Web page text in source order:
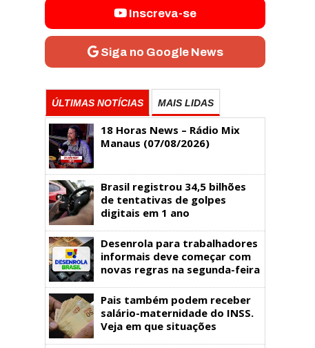
Inscreva-se
Siga no Google News
ÚLTIMAS NOTÍCIAS MAIS LIDAS
18 Horas News​​​​​​​​​​​​ – Rádio Mix
Manaus (07/08/2026)
Brasil registrou 34,5 bilhões
de tentativas de golpes
digitais em 1 ano
Desenrola para trabalhadores
informais deve começar com
novas regras na segunda-feira
Pais também podem receber
salário-maternidade do INSS.
Veja em que situações